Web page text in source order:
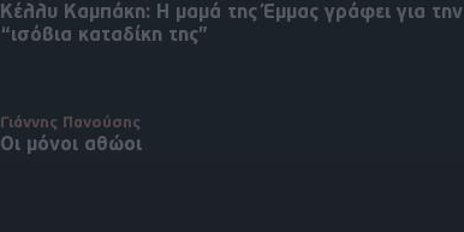
Κέλλυ Καμπάκη: Η μαμά της Έμμας γράφει για την
“ισόβια καταδίκη της”
Γιάννης Πανούσης
Οι μόνοι αθώοι